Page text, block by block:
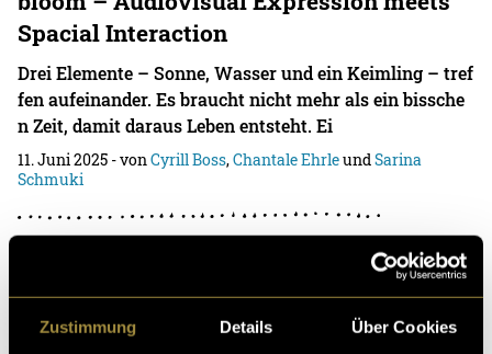
Zustimmung Details Über Cookies
Spacial Interaction
Drei Elemente – Sonne, Wasser und ein Keimling – tref
fen aufeinander. Es braucht nicht mehr als ein bissche
n Zeit, damit daraus Leben entsteht. Ei
11. Juni 2025 - vonCyrill Boss,Chantale EhrleundSarina
Schmuki
forever – Ein Song in einem Jahr
Ein Jahr nach Beginn ist «forever», unser erster Song a